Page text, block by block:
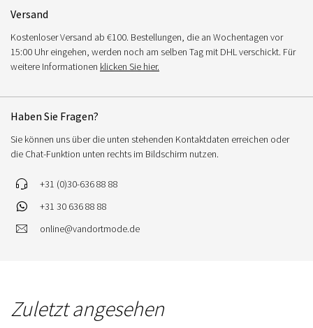
Versand
Kostenloser Versand ab €100. Bestellungen, die an Wochentagen vor
15:00 Uhr eingehen, werden noch am selben Tag mit DHL verschickt. Für
weitere Informationen klicken Sie hier.
Haben Sie Fragen?
Sie können uns über die unten stehenden Kontaktdaten erreichen oder
die Chat-Funktion unten rechts im Bildschirm nutzen.
+31 (0)30-636 88 88
+31 30 636 88 88
online@vandortmode.de
Zuletzt angesehen